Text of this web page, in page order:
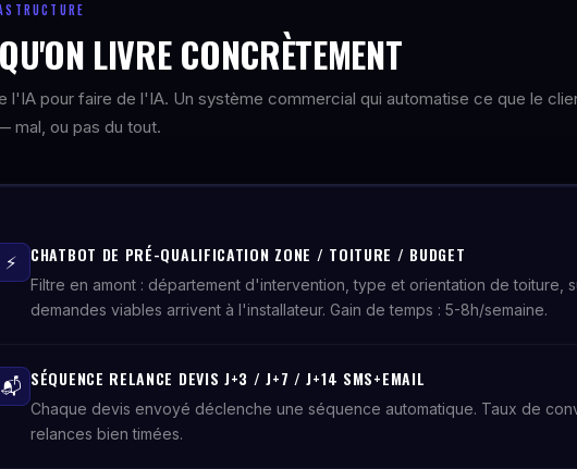
LIVRE CONCRÈTEMENT
l'IA pour faire de l'IA. Un système commercial qui automatise ce que le
mal, ou pas du tout.
⚡ CHATBOT DE PRÉ-QUALIFICATION ZONE / TOITURE / BUDGET
Filtre en amont : département d'intervention, type et orientation de toiture,
demandes viables arrivent à l'installateur. Gain de temps : 5-8h/semaine.
📬 SÉQUENCE RELANCE DEVIS J+3 / J+7 / J+14 SMS+EMAIL
Chaque devis envoyé déclenche une séquence automatique. Taux de
relances bien timées.